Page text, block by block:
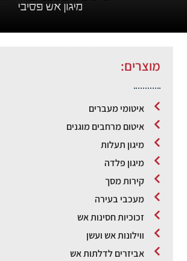
מוצרים:
איטומי מעברים
איטום מרחבים מוגנים
מיגון תעלות
מיגון פלדה
קירות מסך
מעכבי בעירה
זכוכיות חסינות אש
ווילונות אש ועשן
אביזרים לדלתות אש